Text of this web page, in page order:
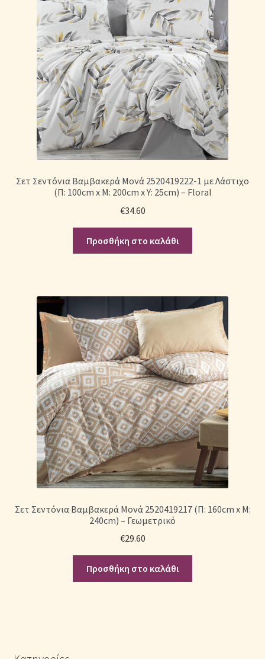
Σετ Σεντόνια Βαμβακερά Μονά 2520419222-1 με Λάστιχο
(Π: 100cm x Μ: 200cm x Υ: 25cm) – Floral
€34.60
Προσθήκη στο καλάθι
Σετ Σεντόνια Βαμβακερά Μονά 2520419217 (Π: 160cm x Μ:
240cm) – Γεωμετρικό
€29.60
Προσθήκη στο καλάθι